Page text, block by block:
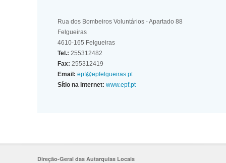
Rua dos Bombeiros Voluntários - Apartado 88
Felgueiras
4610-165 Felgueiras
Tel.: 255312482
Fax: 255312419
Email: epf@epfelgueiras.pt
Sítio na internet: www.epf.pt
Direção-Geral das Autarquias Locais